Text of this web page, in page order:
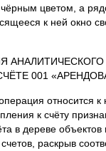
цветом, а
к ней окно
АНАЛИТИЧЕСКОГО
001
относится к
к счёту
в дереве
раскрыв